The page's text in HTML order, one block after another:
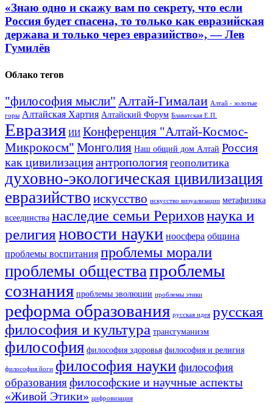
«Знаю одно и скажу вам по секрету, что если
Россия будет спасена, то только как евразийская
держава и только через евразийство», — Лев
Гумилёв
Облако тегов
"философия мысли" Алтай-Гималаи Алтай - золотые
горы Алтайская Хартия Алтайский Форум Блаватская Е.П.
Евразия ИИ Конференция "Алтай-Космос-
Микрокосм" Монголия Наш общий дом Алтай Россия
как цивилизацияантропология геополитика
духовно-экологическая цивилизация
евразийство искусство искусство визуализации метафизика
всеединства наследие семьи Рериховнаука и
религияновости науки ноосфера община
проблемы воспитания проблемы морали
проблемы обществапроблемы
сознания проблемы эволюции проблемы этики
реформа образования русская идея русская
философия и культура трансгуманизм
философия философия здоровья философия и религия
философия йоги философия наукифилософия
образованияфилософские и научные аспекты
«Живой Этики» цифровизация